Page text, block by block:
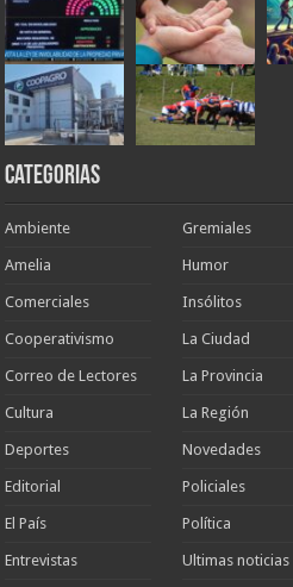
Categorias
Ambiente
Amelia
Comerciales
Cooperativismo
Correo de Lectores
Cultura
Deportes
Editorial
El País
Entrevistas
Gremiales
Humor
Insólitos
La Ciudad
La Provincia
La Región
Novedades
Policiales
Política
Ultimas noticias